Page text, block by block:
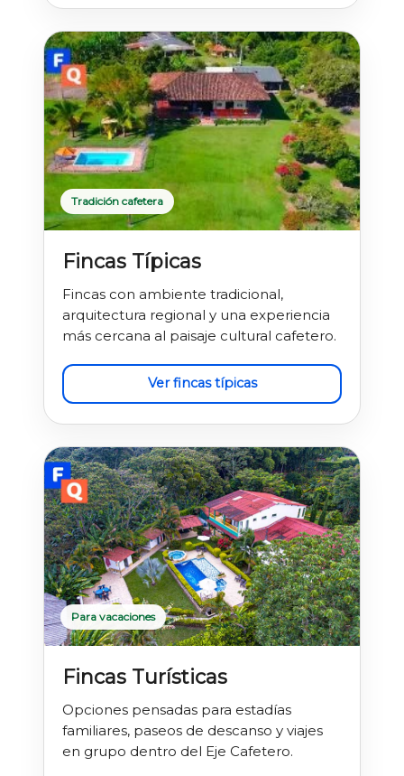
Tradición cafetera
Fincas Típicas
Fincas con ambiente tradicional,
arquitectura regional y una experiencia
más cercana al paisaje cultural cafetero.
Ver fincas típicas
Para vacaciones
Fincas Turísticas
Opciones pensadas para estadías
familiares, paseos de descanso y viajes
en grupo dentro del Eje Cafetero.